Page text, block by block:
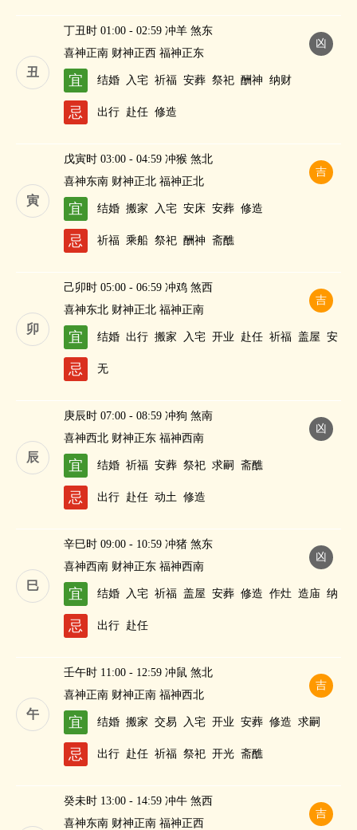
丑
凶
丁丑时 01:00 - 02:59 冲羊 煞东
喜神正南 财神正西 福神正东
宜 结婚 入宅 祈福 安葬 祭祀 酬神 纳财
忌 出行 赴任 修造
寅
吉
戊寅时 03:00 - 04:59 冲猴 煞北
喜神东南 财神正北 福神正北
宜 结婚 搬家 入宅 安床 安葬 修造
忌 祈福 乘船 祭祀 酬神 斋醮
卯
吉
己卯时 05:00 - 06:59 冲鸡 煞西
喜神东北 财神正北 福神正南
宜 结婚 出行 搬家 入宅 开业 赴任 祈福 盖屋 安
忌 无
辰
凶
庚辰时 07:00 - 08:59 冲狗 煞南
喜神西北 财神正东 福神西南
宜 结婚 祈福 安葬 祭祀 求嗣 斋醮
忌 出行 赴任 动土 修造
巳
凶
辛巳时 09:00 - 10:59 冲猪 煞东
喜神西南 财神正东 福神西南
宜 结婚 入宅 祈福 盖屋 安葬 修造 作灶 造庙 纳
财
忌 出行 赴任
午
吉
壬午时 11:00 - 12:59 冲鼠 煞北
喜神正南 财神正南 福神西北
宜 结婚 搬家 交易 入宅 开业 安葬 修造 求嗣
忌 出行 赴任 祈福 祭祀 开光 斋醮
吉
癸未时 13:00 - 14:59 冲牛 煞西
喜神东南 财神正南 福神正西